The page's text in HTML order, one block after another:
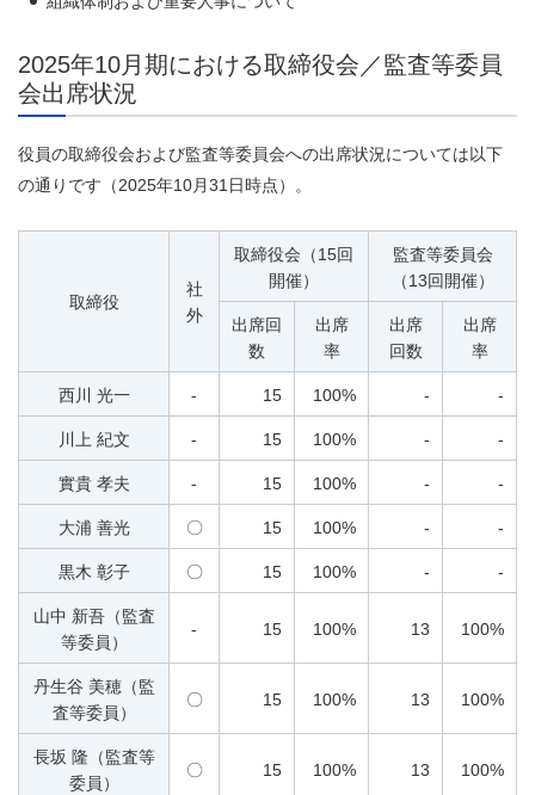
2025年10月期における取締役会／監査等委員
会出席状況
役員の取締役会および監査等委員会への出席状況については以下
の通りです（2025年10月31日時点）。
取締役
社
外
取締役会（15回
開催）
監査等委員会
（13回開催）
出席回
数
出席
率
出席
回数
出席
率
西川 光一 - 15 100% - -
川上 紀文 - 15 100% - -
實貴 孝夫 - 15 100% - -
大浦 善光 〇 15 100% - -
黒木 彰子 〇 15 100% - -
山中 新吾（監査
等委員）
- 15 100% 13 100%
丹生谷 美穂（監
査等委員）
〇 15 100% 13 100%
長坂 隆（監査等
委員）
〇 15 100% 13 100%